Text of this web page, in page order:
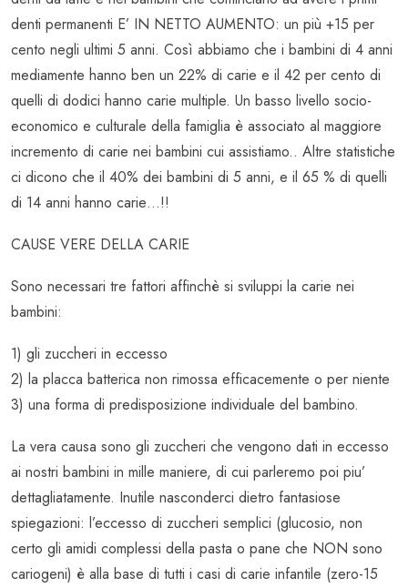
denti permanenti E’ IN NETTO AUMENTO: un più +15 per
cento negli ultimi 5 anni. Così abbiamo che i bambini di 4 anni
mediamente hanno ben un 22% di carie e il 42 per cento di
quelli di dodici hanno carie multiple. Un basso livello socio-
economico e culturale della famiglia è associato al maggiore
incremento di carie nei bambini cui assistiamo.. Altre statistiche
ci dicono che il 40% dei bambini di 5 anni, e il 65 % di quelli
di 14 anni hanno carie…!!
CAUSE VERE DELLA CARIE
Sono necessari tre fattori affinchè si sviluppi la carie nei
bambini:
1) gli zuccheri in eccesso
2) la placca batterica non rimossa efficacemente o per niente
3) una forma di predisposizione individuale del bambino.
La vera causa sono gli zuccheri che vengono dati in eccesso
ai nostri bambini in mille maniere, di cui parleremo poi piu’
dettagliatamente. Inutile nasconderci dietro fantasiose
spiegazioni: l’eccesso di zuccheri semplici (glucosio, non
certo gli amidi complessi della pasta o pane che NON sono
cariogeni) è alla base di tutti i casi di carie infantile (zero-15